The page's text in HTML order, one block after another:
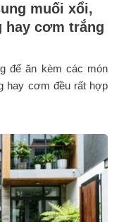
muối xổi,
hay cơm trắng
để ăn kèm các món
hay cơm đều rất hợp